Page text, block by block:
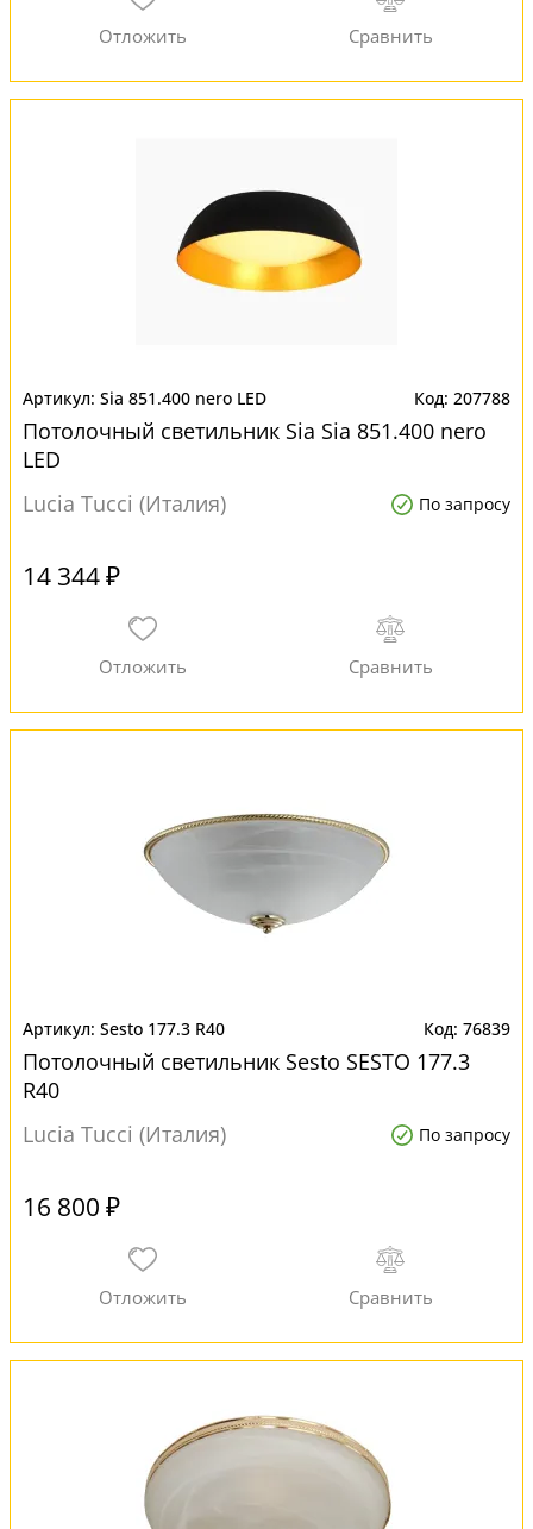
Sia 851.400 nero LED 207788
Потолочный светильник Sia Sia 851.400 nero
LED
Lucia Tucci (Италия)
По запросу
14 344 ₽
Sesto 177.3 R40 76839
Потолочный светильник Sesto SESTO 177.3
R40
Lucia Tucci (Италия)
По запросу
16 800 ₽